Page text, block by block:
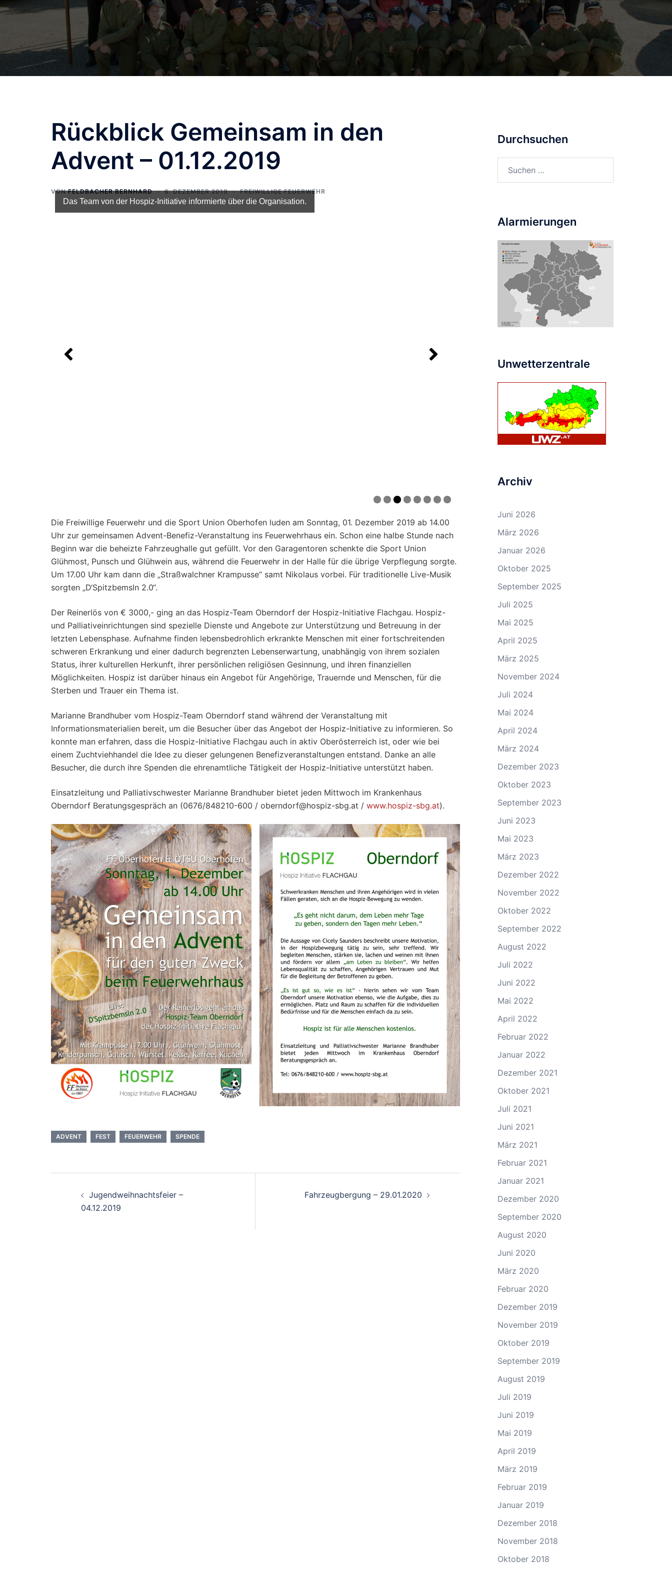
Rückblick Gemeinsam in den
Advent – 01.12.2019
VONFELDBACHER BERNHARD 6. DEZEMBER 2019 FREIWILLIGE FEUERWEHR
Das Team von der Hospiz-Initiative informierte über die Organisation.
Die Freiwillige Feuerwehr und die Sport Union Oberhofen luden am Sonntag, 01. Dezember 2019 ab 14.00
Uhr zur gemeinsamen Advent-Benefiz-Veranstaltung ins Feuerwehrhaus ein. Schon eine halbe Stunde nach
Beginn war die beheizte Fahrzeughalle gut gefüllt. Vor den Garagentoren schenkte die Sport Union
Glühmost, Punsch und Glühwein aus, während die Feuerwehr in der Halle für die übrige Verpflegung sorgte.
Um 17.00 Uhr kam dann die „Straßwalchner Krampusse“ samt Nikolaus vorbei. Für traditionelle Live-Musik
sorgten „D‘Spitzbemsln 2.0“.
Der Reinerlös von € 3000,- ging an das Hospiz-Team Oberndorf der Hospiz-Initiative Flachgau. Hospiz-
und Palliativeinrichtungen sind spezielle Dienste und Angebote zur Unterstützung und Betreuung in der
letzten Lebensphase. Aufnahme finden lebensbedrohlich erkrankte Menschen mit einer fortschreitenden
schweren Erkrankung und einer dadurch begrenzten Lebenserwartung, unabhängig von ihrem sozialen
Status, ihrer kulturellen Herkunft, ihrer persönlichen religiösen Gesinnung, und ihren finanziellen
Möglichkeiten. Hospiz ist darüber hinaus ein Angebot für Angehörige, Trauernde und Menschen, für die
Sterben und Trauer ein Thema ist.
Marianne Brandhuber vom Hospiz-Team Oberndorf stand während der Veranstaltung mit
Informationsmaterialien bereit, um die Besucher über das Angebot der Hospiz-Initiative zu informieren. So
konnte man erfahren, dass die Hospiz-Initiative Flachgau auch in aktiv Oberösterreich ist, oder wie bei
einem Zuchtviehhandel die Idee zu dieser gelungenen Benefizveranstaltungen entstand. Danke an alle
Besucher, die durch ihre Spenden die ehrenamtliche Tätigkeit der Hospiz-Initiative unterstützt haben.
Einsatzleitung und Palliativschwester Marianne Brandhuber bietet jeden Mittwoch im Krankenhaus
Oberndorf Beratungsgespräch an (0676/848210-600 / oberndorf@hospiz-sbg.at / www.hospiz-sbg.at).
ADVENT FEST FEUERWEHR SPENDE
Beitragsnavigation
Jugendweihnachtsfeier –
04.12.2019
Fahrzeugbergung – 29.01.2020
Durchsuchen
Alarmierungen
Unwetterzentrale
Archiv
Juni 2026
März 2026
Januar 2026
Oktober 2025
September 2025
Juli 2025
Mai 2025
April 2025
März 2025
November 2024
Juli 2024
Mai 2024
April 2024
März 2024
Dezember 2023
Oktober 2023
September 2023
Juni 2023
Mai 2023
März 2023
Dezember 2022
November 2022
Oktober 2022
September 2022
August 2022
Juli 2022
Juni 2022
Mai 2022
April 2022
Februar 2022
Januar 2022
Dezember 2021
Oktober 2021
Juli 2021
Juni 2021
März 2021
Februar 2021
Januar 2021
Dezember 2020
September 2020
August 2020
Juni 2020
März 2020
Februar 2020
Dezember 2019
November 2019
Oktober 2019
September 2019
August 2019
Juli 2019
Juni 2019
Mai 2019
April 2019
März 2019
Februar 2019
Januar 2019
Dezember 2018
November 2018
Oktober 2018